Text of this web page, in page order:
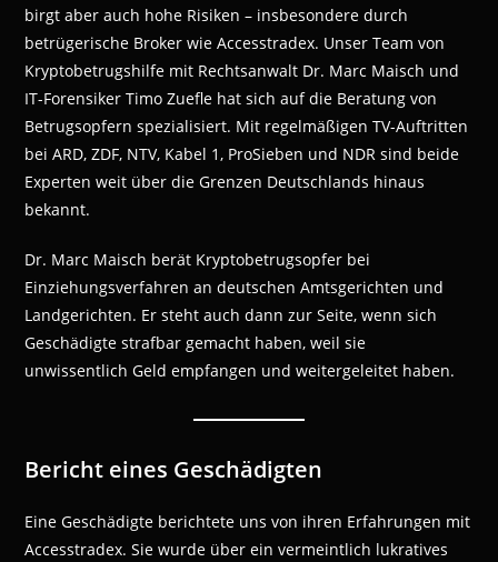
birgt aber auch hohe Risiken – insbesondere durch
betrügerische Broker wie Accesstradex. Unser Team von
Kryptobetrugshilfe mit Rechtsanwalt Dr. Marc Maisch und
IT-Forensiker Timo Zuefle hat sich auf die Beratung von
Betrugsopfern spezialisiert. Mit regelmäßigen TV-Auftritten
bei ARD, ZDF, NTV, Kabel 1, ProSieben und NDR sind beide
Experten weit über die Grenzen Deutschlands hinaus
bekannt.
Dr. Marc Maisch berät Kryptobetrugsopfer bei
Einziehungsverfahren an deutschen Amtsgerichten und
Landgerichten. Er steht auch dann zur Seite, wenn sich
Geschädigte strafbar gemacht haben, weil sie
unwissentlich Geld empfangen und weitergeleitet haben.
Bericht eines Geschädigten
Eine Geschädigte berichtete uns von ihren Erfahrungen mit
Accesstradex. Sie wurde über ein vermeintlich lukratives